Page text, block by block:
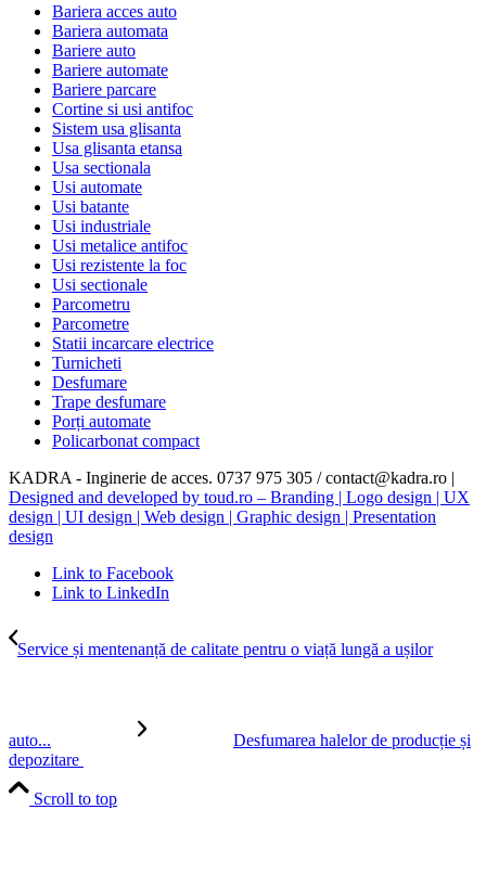
Bariera acces auto
Bariera automata
Bariere auto
Bariere automate
Bariere parcare
Cortine si usi antifoc
Sistem usa glisanta
Usa glisanta etansa
Usa sectionala
Usi automate
Usi batante
Usi industriale
Usi metalice antifoc
Usi rezistente la foc
Usi sectionale
Parcometru
Parcometre
Statii incarcare electrice
Turnicheti
Desfumare
Trape desfumare
Porți automate
Policarbonat compact
KADRA - Inginerie de acces. 0737 975 305 / contact@kadra.ro |
Designed and developed by toud.ro – Branding | Logo design | UX
design | UI design | Web design | Graphic design | Presentation
design
Link to Facebook
Link to LinkedIn
Service și mentenanță de calitate pentru o viață lungă a ușilor
auto...
Desfumarea halelor de producție și
depozitare
Scroll to top